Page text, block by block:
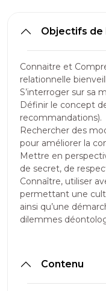
Objectifs de
Connaitre et
relationnelle
S’interroger sur sa
Définir le concept
recommandations).
Rechercher des
pour améliorer la
Mettre en
de secret, de
Connaître, utiliser
permettant une
ainsi qu’une
dilemmes
Contenu
DEMANDEZ LE DÉTAIL